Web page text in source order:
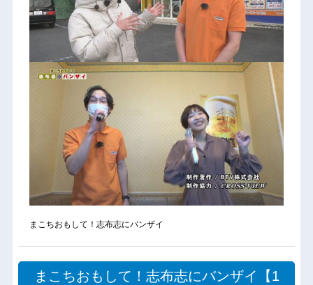
まこちおもして！志布志にバンザイ
まこちおもして！志布志にバンザイ【1